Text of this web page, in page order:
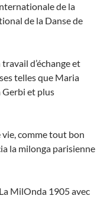
de la
de la Danse de
d’échange et
telles que Maria
Gerbi et plus
comme tout bon
la milonga parisienne
MilOnda 1905 avec